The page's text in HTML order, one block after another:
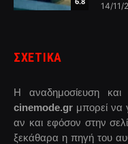
14/11/
ΣΧΕΤΙΚΑ
Η αναδημοσίευση
cinemode.gr μπορεί να
αν και εφόσον στην
ξεκάθαρα η πηγή του